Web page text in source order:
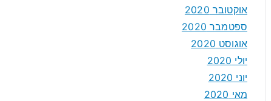
אוקטובר 2020
ספטמבר 2020
אוגוסט 2020
יולי 2020
יוני 2020
מאי 2020